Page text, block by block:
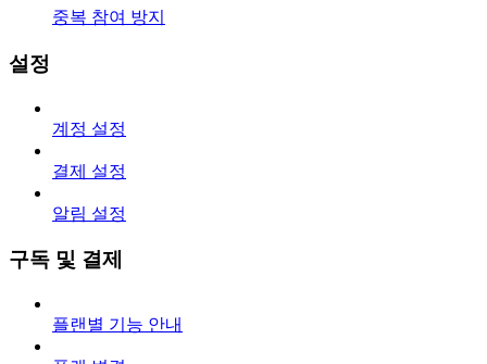
중복 참여 방지
설정
계정 설정
결제 설정
알림 설정
구독 및 결제
플랜별 기능 안내